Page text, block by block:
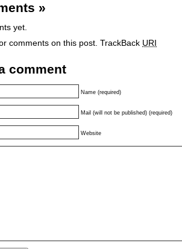
»
yet.
comments on this post. TrackBack URI
comment
Name (required)
Mail (will not be published) (required)
Website